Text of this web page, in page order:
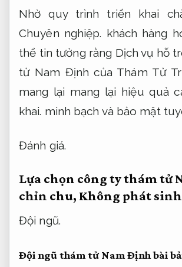
Nhờ quy trình triển khai
Chuyên nghiệp. khách hàng
thể tin tưởng rằng Dịch vụ hỗ
tử Nam Định của Thám Tử
mang lại mang lại hiệu quả
khai. minh bạch và bảo mật
Đánh giá.
Lựa chọn công ty thám tử
chỉn chu, Không phát
Đội ngũ.
Đội ngũ thám tử Nam Định bài